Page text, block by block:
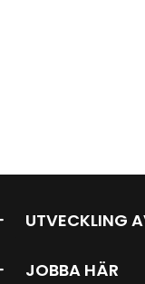
UTVECKLING
JOBBA HÄR